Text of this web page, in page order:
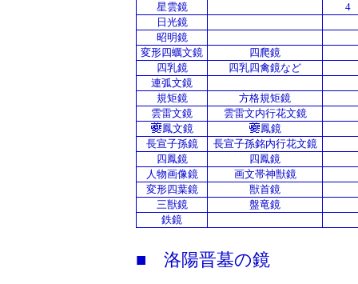
星雲鏡
4
日光鏡
昭明鏡
変形四蠣文鏡
四爬鏡
四乳鏡
四乳四禽鏡など
連弧文鏡
規矩鏡
方格規矩鏡
雲雷文鏡
雲雷文内行花文鏡
鳳文鏡
鳳鏡
長宣子孫鏡
長宣子孫銘内行花文鏡
四鳳鏡
四鳳鏡
人物画像鏡
画文帯神獣鏡
変形四葉鏡
獣首鏡
三獣鏡
盤竜鏡
鉄鏡
■ 洛陽晋墓の鏡